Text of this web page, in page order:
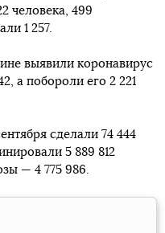
человека, 499
1 257.
выявили коронавирус
а побороли его 2 221
сделали 74 444
5 889 812
— 4 775 986.